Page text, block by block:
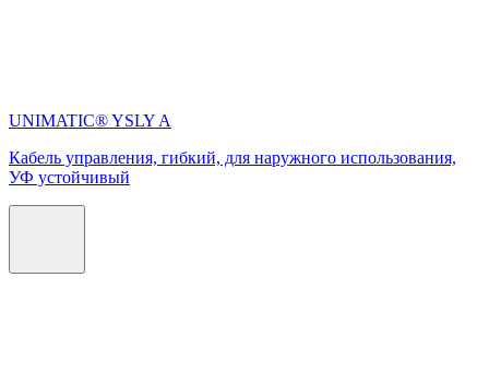
UNIMATIC® YSLY A
Кабель управления, гибкий, для наружного использования,
УФ устойчивый